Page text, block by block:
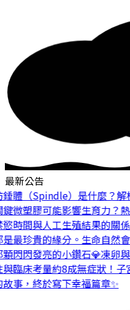
最新公告
體（Spindle）是什麼？解
微塑膠可能影響生育力？熱
時間與人工生殖結果的關係
最珍貴的緣分。生命自然會
閃閃發亮的小鑽石💎凍卵與
臨床考量約8成無症狀！子
事，終於寫下幸福篇章✨